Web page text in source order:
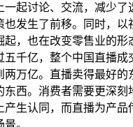
起讨论、交流，减少了
也发生了前移。同时，以
，也在改变零售业的形
五千亿，整个中国直播成
两万亿。直播卖得最好的
东西。消费者需要更深刻
产生认同，而直播为产品
。